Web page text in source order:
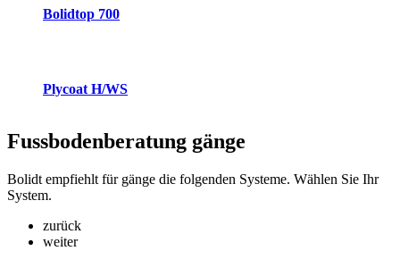
Bolidtop 700
Plycoat H/WS
Fussbodenberatung gänge
Bolidt empfiehlt für gänge die folgenden Systeme. Wählen Sie Ihr
System.
zurück
weiter